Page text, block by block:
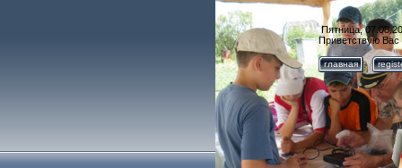
Пятница,
Приветствую Вас
главная